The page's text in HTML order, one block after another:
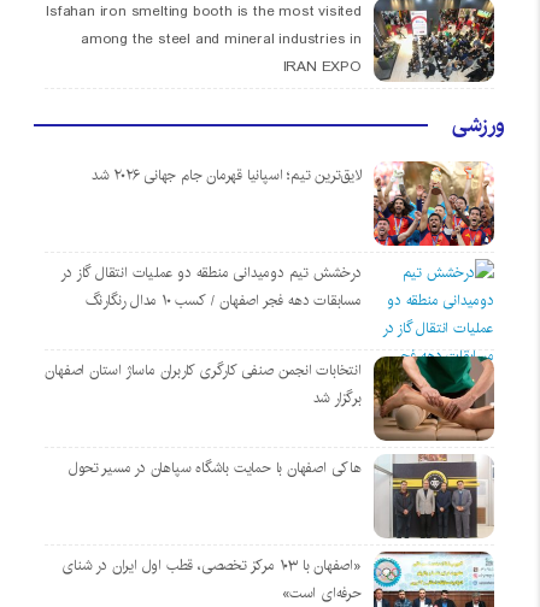
Isfahan iron smelting booth is the most visited
among the steel and mineral industries in
IRAN EXPO
ورزشی
لایق‌ترین تیم؛ اسپانیا قهرمان جام جهانی ۲۰۲۶ شد
درخشش تیم دومیدانی منطقه دو عملیات انتقال گاز در
مسابقات دهه فجر اصفهان / کسب ۱۰ مدال رنگارنگ
انتخابات انجمن صنفی کارگری کاربران ماساژ استان اصفهان
برگزار شد
هاکی اصفهان با حمایت باشگاه سپاهان در مسیر تحول
«اصفهان با ۱۰۳ مرکز تخصصی، قطب اول ایران در شنای
حرفه‌ای است»